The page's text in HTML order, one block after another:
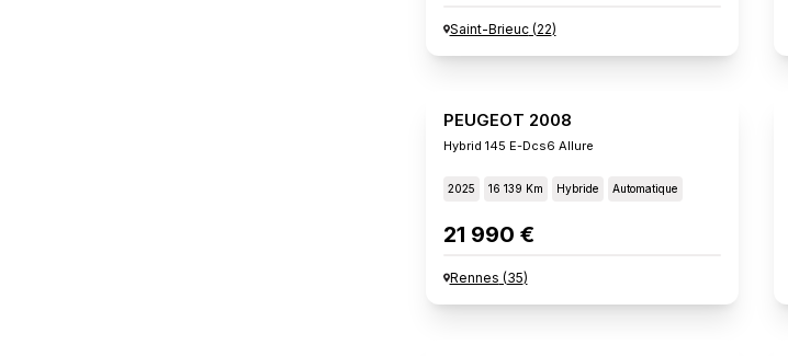
Saint-Brieuc(22)
PEUGEOT 2008
Hybrid 145 E-Dcs6 Allure
2025 16 139 Km Hybride Automatique
21 990 €
Rennes (35)